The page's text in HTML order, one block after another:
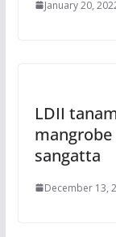
January 20,
LDII
sangatta
December 13,